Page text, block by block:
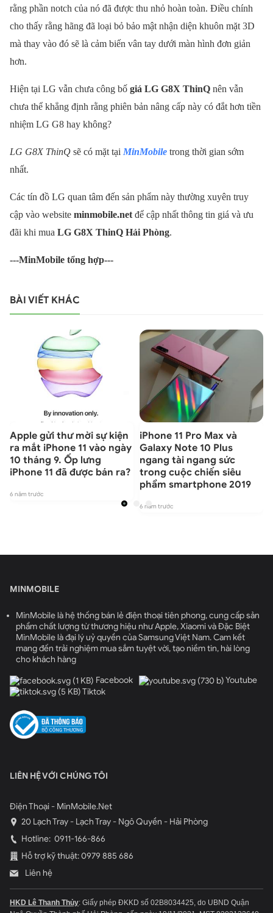
rằng phần notch của nó đã được thu nhỏ hoàn toàn. Điều chính
cho thấy rằng hãng đã loại bỏ bảo mật nhận diện khuôn mặt 3D
mà thay vào đó sẽ là cảm biến vân tay dưới màn hình đơn giản
hơn.
Hiện tại LG vẫn chưa công bố giá LG G8X ThinQ nên vẫn
chưa thể khẳng định rằng phiên bản nâng cấp này có đắt hơn tiền
nhiệm LG G8 hay không?
LG G8X ThinQ sẽ có mặt tại MinMobile trong thời gian sớm
nhất.
Các tín đồ LG quan tâm đến sản phẩm này thường xuyên truy
cập vào website minmobile.net để cập nhất thông tin giá và ưu
đãi khi mua LG G8X ThinQ Hải Phòng.
---MinMobile tổng hợp---
BÀI VIẾT KHÁC
Apple gửi thư mời sự kiện
ra mắt iPhone 11 vào ngày
10 tháng 9. Ốp lưng
iPhone 11 đã được bán ra?
6 năm trước
iPhone 11 Pro Max và
Galaxy Note 10 Plus
ngang tài ngang sức
trong cuộc chiến siêu
phẩm smartphone 2019
6 năm trước
MINMOBILE
MinMobile là hệ thống bán lẻ điện thoại tiên phong, cung cấp sản
phẩm chất lượng từ thương hiệu như Apple, Xiaomi và Đặc Biệt
MinMobile là đại lý uỷ quyền của Samsung Việt Nam. Cam kết
mang đến trải nghiệm mua sắm tuyệt vời, tạo niềm tin, hài lòng
cho khách hàng
Facebook
Youtube
Tiktok
LIÊN HỆ VỚI CHÚNG TÔI
Điện Thoại - MinMobile.Net
20 Lạch Tray - Lạch Tray - Ngô Quyền - Hải Phòng
Hotline: 0911-166-866
Hỗ trợ kỹ thuật: 0979 885 686
Liên hệ
HKD Lê Thanh Thủy: Giấy phép ĐKKD số 02B8034425, do UBND Quận